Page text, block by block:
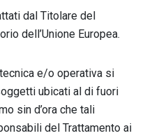
dal Titolare del
dell’Unione Europea.
e/o operativa si
ubicati al di fuori
sin d’ora che tali
del Trattamento ai